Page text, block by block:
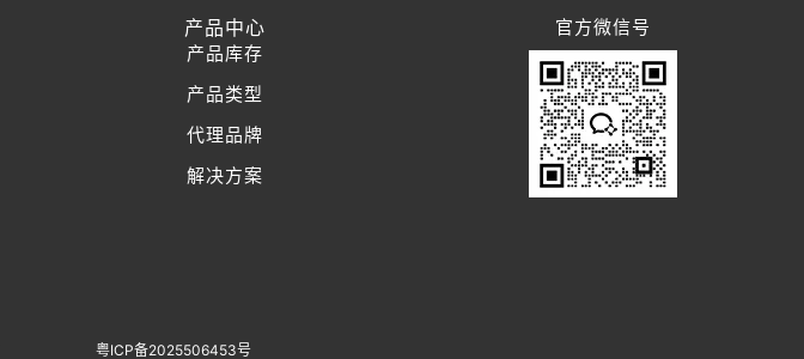
产品中心
产品库存
产品类型
代理品牌
解决方案
官方微信号
粤ICP备2025506453号